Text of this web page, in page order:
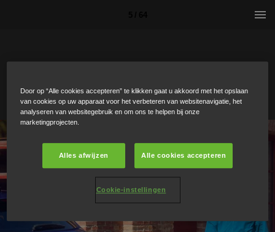
Door op “Alle cookies accepteren” te klikken gaat u akkoord met het opslaan
van cookies op uw apparaat voor het verbeteren van websitenavigatie, het
analyseren van websitegebruik en om ons te helpen bij onze
marketingprojecten.
Alles afwijzen Alle cookies accepteren
Cookie-instellingen